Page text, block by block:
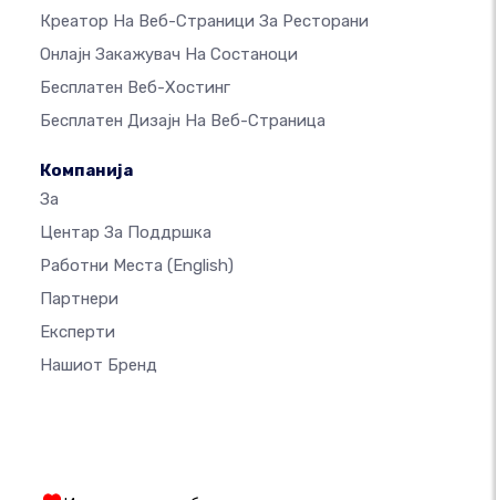
Креатор На Веб-Страници За Ресторани
Онлајн Закажувач На Состаноци
Бесплатен Веб-Хостинг
Бесплатен Дизајн На Веб-Страница
Компанија
За
Центар За Поддршка
Работни Места (English)
Партнери
Експерти
Нашиот Бренд